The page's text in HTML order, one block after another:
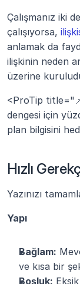
Çalışmanız iki
çalışıyorsa,
anlamak da
ilişkinin neden
üzerine
<ProTip
dengesi için
plan bilgisini
Hızlı
Yazınızı
Yapı
Bağlam:
ve kısa bir
Boşluk: